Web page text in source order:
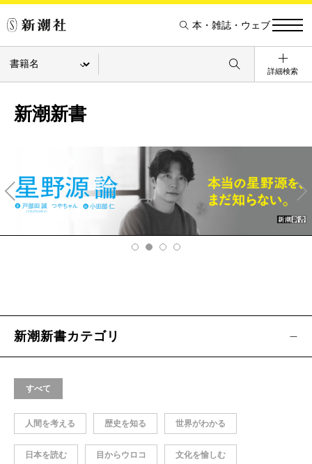
本・雑誌・ウェブ
詳細検索
新潮新書
v
Ne
xt
新潮新書カテゴリ
すべて
人間を考える 歴史を知る 世界がわかる
日本を読む 目からウロコ 文化を愉しむ